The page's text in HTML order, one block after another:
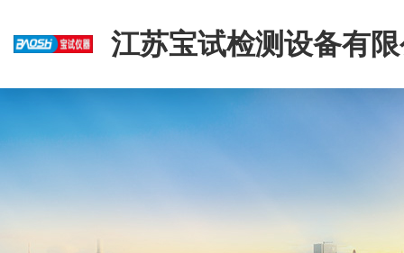
江苏宝试检测设备有